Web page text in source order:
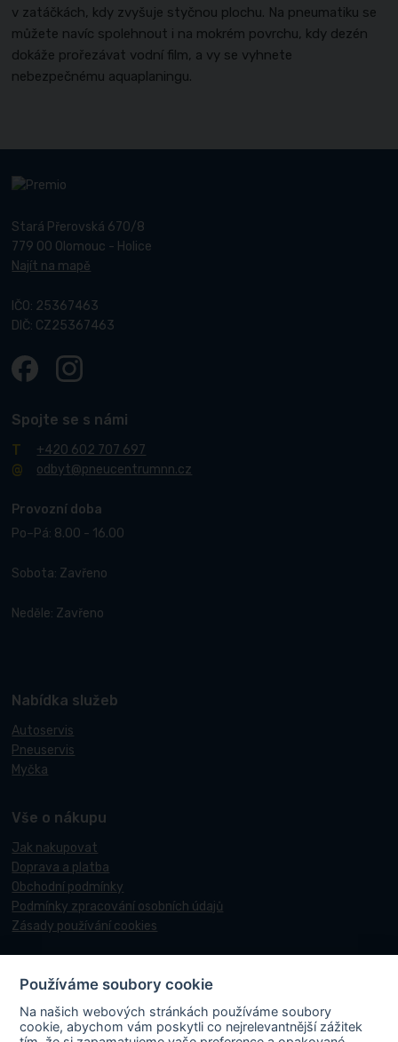
v zatáčkách, kdy zvyšuje styčnou plochu. Na pneumatiku se
můžete navíc spolehnout i na mokrém povrchu, kdy dezén
dokáže prořezávat vodní film, a vy se vyhnete
nebezpečnému aquaplaningu.
Stará Přerovská 670/8
779 00 Olomouc - Holice
Najít na mapě
IČO: 25367463
DIČ: CZ25367463
Spojte se s námi
+420 602 707 697
odbyt@pneucentrumnn.cz
Provozní doba
Po–Pá: 8.00 - 16.00
Sobota: Zavřeno
Neděle: Zavřeno
Nabídka služeb
Autoservis
Pneuservis
Myčka
Vše o nákupu
Jak nakupovat
Doprava a platba
Obchodní podmínky
Podmínky zpracování osobních údajů
Zásady používání cookies
© 2017-2026 Pneucentrum N&N.
Webové stránky realizovalMatosoft.
Používáme soubory cookie
Na našich webových stránkách používáme soubory
cookie, abychom vám poskytli co nejrelevantnější zážitek